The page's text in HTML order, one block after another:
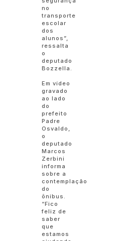
no
transporte
escolar
dos
alunos”,
ressalta
o
deputado
Bozzella.
Em vídeo
gravado
ao lado
do
prefeito
Padre
Osvaldo,
o
deputado
Marcos
Zerbini
informa
sobre a
contemplação
do
ônibus.
“Fico
feliz de
saber
que
estamos